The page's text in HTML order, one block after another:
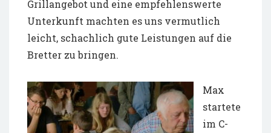
Grillangebot und eine empfehlenswerte
Unterkunft machten es uns vermutlich
leicht, schachlich gute Leistungen auf die
Bretter zu bringen.
Max
startete
im C-